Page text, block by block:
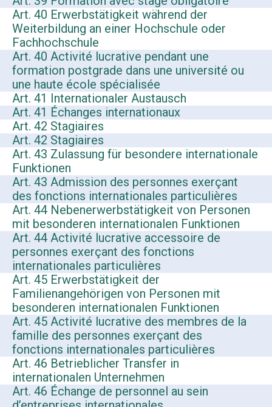
Art. 40 Erwerbstätigkeit während der
Weiterbildung an einer Hochschule oder
Fachhochschule
Art. 40 Activité lucrative pendant une
formation postgrade dans une université ou
une haute école spécialisée
Art. 41 Internationaler Austausch
Art. 41 Échanges internationaux
Art. 42 Stagiaires
Art. 42 Stagiaires
Art. 43 Zulassung für besondere internationale
Funktionen
Art. 43 Admission des personnes exerçant
des fonctions internationales particulières
Art. 44 Nebenerwerbstätigkeit von Personen
mit besonderen internationalen Funktionen
Art. 44 Activité lucrative accessoire de
personnes exerçant des fonctions
internationales particulières
Art. 45 Erwerbstätigkeit der
Familienangehörigen von Personen mit
besonderen internationalen Funktionen
Art. 45 Activité lucrative des membres de la
famille des personnes exerçant des
fonctions internationales particulières
Art. 46 Betrieblicher Transfer in
internationalen Unternehmen
Art. 46 Échange de personnel au sein